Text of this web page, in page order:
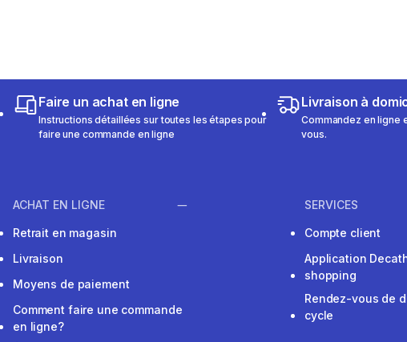
Faire un achat en ligne
Instructions détaillées sur toutes les étapes pour
faire une commande en ligne
Livraison à
Commandez en ligne
vous.
ACHAT EN LIGNE
Retrait en magasin
Livraison
Moyens de paiement
Comment faire une commande
en ligne?
SERVICES
Compte client
Application
shopping
Rendez-vous de
cycle